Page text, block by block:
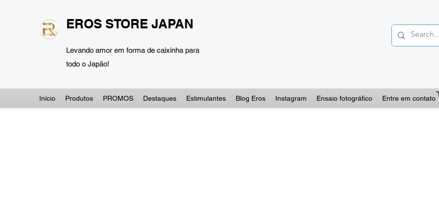
EROS STORE JAPAN
Levando amor em forma de caixinha para
todo o Japão!
Início Produtos PROMOS Destaques Estimulantes Blog Eros Instagram Ensaio fotográfico Entre em contato